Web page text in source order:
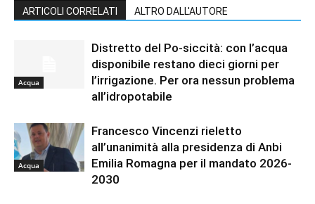
ARTICOLI CORRELATI ALTRO DALL'AUTORE
Acqua
Distretto del Po-siccità: con l’acqua
disponibile restano dieci giorni per
l’irrigazione. Per ora nessun problema
all’idropotabile
Acqua
Francesco Vincenzi rieletto
all’unanimità alla presidenza di Anbi
Emilia Romagna per il mandato 2026-
2030